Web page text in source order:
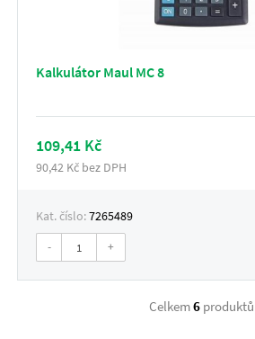
Kalkulátor Maul MC 8
109,41 Kč
90,42 Kč bez DPH
Kat. číslo:7265489
- +
Celkem6produktů